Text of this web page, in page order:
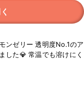
ンゼリー 透明度No.1のア
した💎 常温でも溶けにく